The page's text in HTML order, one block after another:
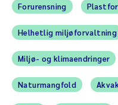
Forurensning
Helhetlig miljøforvaltning
Miljø- og klimaendringer
Naturmangfold